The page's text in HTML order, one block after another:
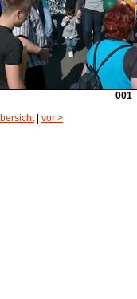
001
| vor >